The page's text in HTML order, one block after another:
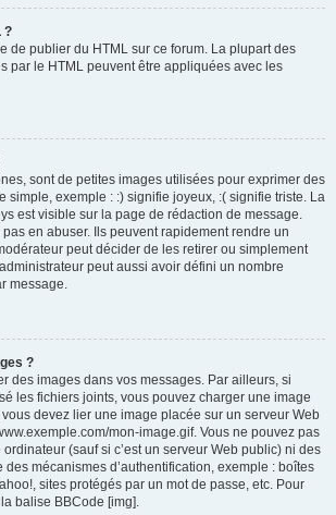
?
de publier du HTML sur ce forum. La plupart des
par le HTML peuvent être appliquées avec les
sont de petites images utilisées pour exprimer des
simple, exemple : :) signifie joyeux, :( signifie triste. La
est visible sur la page de rédaction de message.
en abuser. Ils peuvent rapidement rendre un
peut décider de les retirer ou simplement
peut aussi avoir défini un nombre
message.
?
des images dans vos messages. Par ailleurs, si
les fichiers joints, vous pouvez charger une image
devez lier une image placée sur un serveur Web
mon-image.gif. Vous ne pouvez pas
(sauf si c’est un serveur Web public) ni des
mécanismes d’authentification, exemple : boîtes
sites protégés par un mot de passe, etc. Pour
balise BBCode [img].